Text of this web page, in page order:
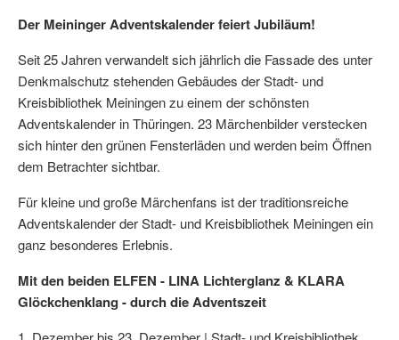
Der Meininger Adventskalender feiert Jubiläum!
Seit 25 Jahren verwandelt sich jährlich die Fassade des unter
Denkmalschutz stehenden Gebäudes der Stadt- und
Kreisbibliothek Meiningen zu einem der schönsten
Adventskalender in Thüringen. 23 Märchenbilder verstecken
sich hinter den grünen Fensterläden und werden beim Öffnen
dem Betrachter sichtbar.
Für kleine und große Märchenfans ist der traditionsreiche
Adventskalender der Stadt- und Kreisbibliothek Meiningen ein
ganz besonderes Erlebnis.
Mit den beiden ELFEN - LINA Lichterglanz & KLARA
Glöckchenklang - durch die Adventszeit